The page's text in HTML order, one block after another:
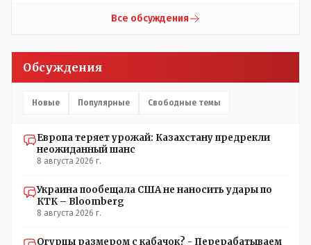
Все обсуждения
Обсуждения
Новые Популярные Свободные темы
Европа теряет урожай: Казахстану предрекли
неожиданный шанс
8 августа 2026 г.
Украина пообещала США не наносить удары по
КТК – Bloomberg
8 августа 2026 г.
Огурцы размером с кабачок? - Перерабатываем